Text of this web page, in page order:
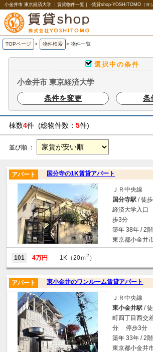
小金井市 東京経済大学 ｜賃貸物件一覧｜ -賃貸shop-YOSHITOMO（ヨ
TOPページ > 物件検索 > 物件一覧
選択中の条件
小金井市 東京経済大学
条件を変更
条
棟数4件 (総物件数： 5件)
並び順 ：
国分寺の1K賃貸アパート
アパート
ＪＲ中央線
国分寺駅 / 徒
経済大学入
歩3分
築年 38年 / 2
東京都小金井
101 4万円 1K（20ｍ2 ）
東小金井のワンルーム賃貸アパート
アパート
ＪＲ中央線
東小金井駅 /
町四丁目西交
分 停歩3分
築年 33年 / 2
東京都小金井